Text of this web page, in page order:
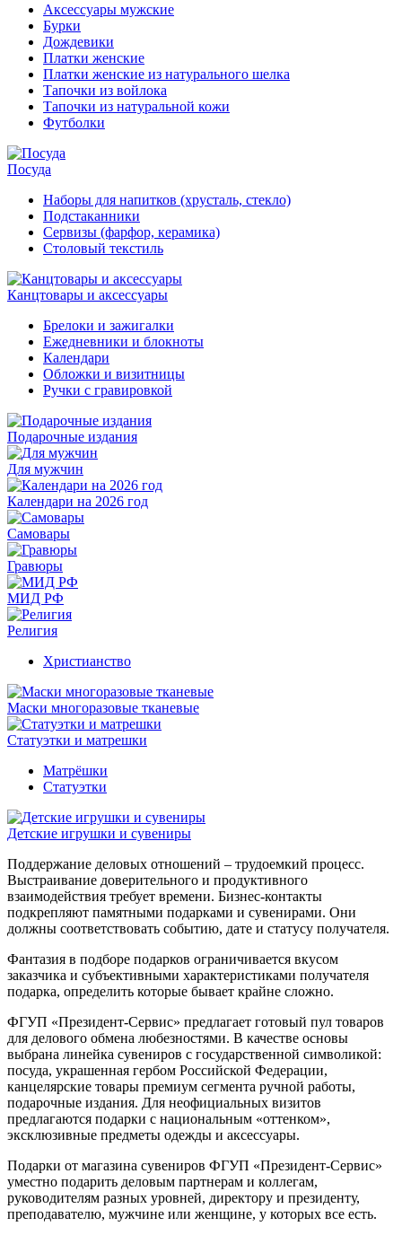
Аксессуары мужские
Бурки
Дождевики
Платки женские
Платки женские из натурального шелка
Тапочки из войлока
Тапочки из натуральной кожи
Футболки
Посуда
Наборы для напитков (хрусталь, стекло)
Подстаканники
Сервизы (фарфор, керамика)
Столовый текстиль
Канцтовары и аксессуары
Брелоки и зажигалки
Ежедневники и блокноты
Календари
Обложки и визитницы
Ручки с гравировкой
Подарочные издания
Для мужчин
Календари на 2026 год
Самовары
Гравюры
МИД РФ
Религия
Христианство
Маски многоразовые тканевые
Статуэтки и матрешки
Матрёшки
Статуэтки
Детские игрушки и сувениры
Поддержание деловых отношений – трудоемкий процесс.
Выстраивание доверительного и продуктивного
взаимодействия требует времени. Бизнес-контакты
подкрепляют памятными подарками и сувенирами. Они
должны соответствовать событию, дате и статусу получателя.
Фантазия в подборе подарков ограничивается вкусом
заказчика и субъективными характеристиками получателя
подарка, определить которые бывает крайне сложно.
ФГУП «Президент-Сервис» предлагает готовый пул товаров
для делового обмена любезностями. В качестве основы
выбрана линейка сувениров с государственной символикой:
посуда, украшенная гербом Российской Федерации,
канцелярские товары премиум сегмента ручной работы,
подарочные издания. Для неофициальных визитов
предлагаются подарки с национальным «оттенком»,
эксклюзивные предметы одежды и аксессуары.
Подарки от магазина сувениров ФГУП «Президент-Сервис»
уместно подарить деловым партнерам и коллегам,
руководителям разных уровней, директору и президенту,
преподавателю, мужчине или женщине, у которых все есть.